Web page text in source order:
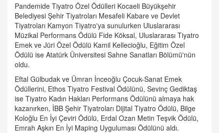
Pandemide Tiyatro Özel Ödülleri Kocaeli Büyükşehir
Belediyesi Şehir Tiyatroları Mesafeli Kabare ve Devlet
Tiyatroları Kamyon Tiyatro'ya sunulurken Uluslararası
Müzikal Performans Ödülü Fide Köksal, Uluslararası Tiyatro
Emek ve Jüri Özel Ödülü Kamil Kellecioğlu, Eğitim Özel
Ödülü ise Atatürk Üniversitesi Sahne Sanatları Bölümü'nün
oldu.
Eftal Gülbudak ve Ümran İnceoğlu Çocuk-Sanat Emek
Ödüllerini, Ethos Tiyatro Festival Ödülünü, Sevinç Gediktaş
ise Tiyatro Kadın Hakları Performans Ödülünü almaya hak
kazanırken, İBB Şehir Tiyatroları Dijital Tiyatro Ödülü, Bilge
Koloğlu En İyi Çeviri Ödülü, Erdal Ozan Metin Teşvik Ödülü,
Emrah Aşkın En İyi Maping Uyguluması Ödülünü aldı.